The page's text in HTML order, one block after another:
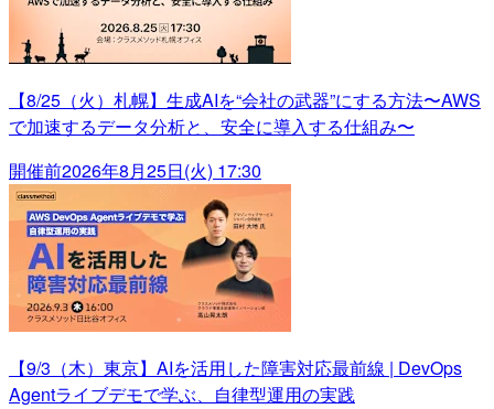
【8/25（火）札幌】生成AIを“会社の武器”にする方法〜AWS
で加速するデータ分析と、安全に導入する仕組み〜
開催前2026年8月25日(火) 17:30
【9/3（木）東京】AIを活用した障害対応最前線 | DevOps
Agentライブデモで学ぶ、自律型運用の実践